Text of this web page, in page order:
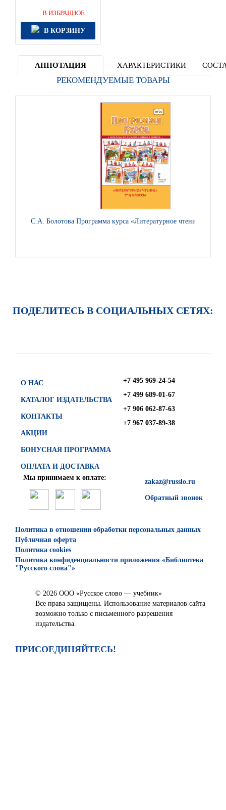
В ИЗБРАННОЕ
В КОРЗИНУ
АННОТАЦИЯ ХАРАКТЕРИСТИКИ
РЕКОМЕНДУЕМЫЕ ТОВАРЫ
С.А. Болотова Программа курса «Литературное чтение». 1–4
ПОДЕЛИТЕСЬ В СОЦИАЛЬНЫХ СЕТЯХ:
О НАС
КАТАЛОГ ИЗДАТЕЛЬСТВА
КОНТАКТЫ
АКЦИИ
БОНУСНАЯ ПРОГРАММА
ОПЛАТА И ДОСТАВКА
+7 495 969-24-54
+7 499 689-01-67
+7 906 062-87-63
+7 967 037-89-38
zakaz@russlo.ru
Обратный звонок
Мы принимаем к оплате:
Политика в отношении обработки персональных данных
Публичная оферта
Политика cookies
Политика конфиденциальности приложения «Библиотека
"Русского слова"»
© 2026 ООО «Русское слово — учебник»
Все права защищены. Использование материалов сайта
возможно только с письменного разрешения
издательства.
ПРИСОЕДИНЯЙТЕСЬ!